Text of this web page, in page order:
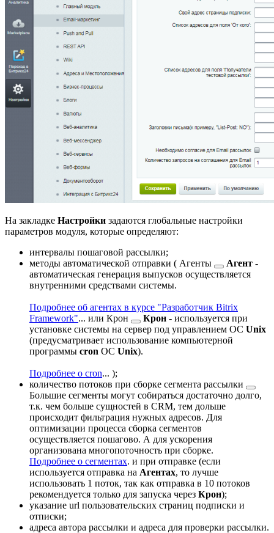
На закладке Настройки задаются глобальные настройки
параметров модуля, которые определяют:
интервалы пошаговой рассылки;
методы автоматической отправки ( Агенты Агент -
автоматическая генерация выпусков осуществляется
внутренними средствами системы.
Подробнее об агентах в курсе "Разработчик Bitrix
Framework"... или Крон Крон - используется при
установке системы на сервер под управлением ОС Unix
(предусматривает использование компьютерной
программы cron ОС Unix).
Подробнее о cron... );
количество потоков при сборке сегмента рассылки
Большие сегменты могут собираться достаточно долго,
т.к. чем больше сущностей в CRM, тем дольше
происходит фильтрация нужных адресов. Для
оптимизации процесса сборка сегментов
осуществляется пошагово. А для ускорения
организована многопоточность при сборке.
Подробнее о сегментах. и при отправке (если
используется отправка на Агентах, то лучше
использовать 1 поток, так как отправка в 10 потоков
рекомендуется только для запуска через Крон);
указание url пользовательских страниц подписки и
отписки;
адреса автора рассылки и адреса для проверки рассылки.